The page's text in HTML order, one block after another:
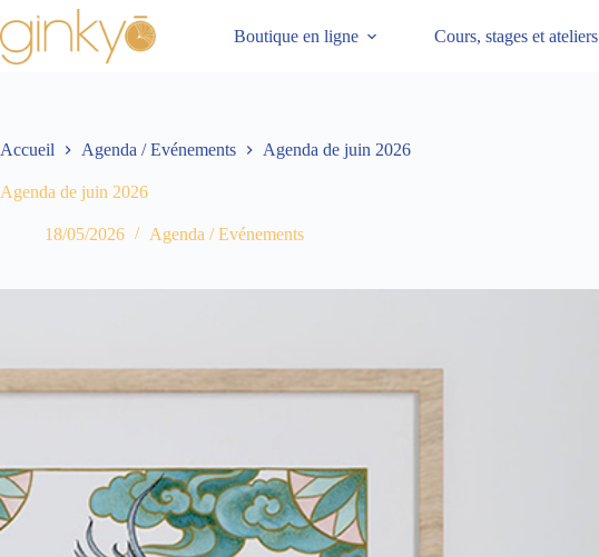
Boutique en ligne Cours, stages et ateliers
Accueil Agenda / Evénements Agenda de juin 2026
Agenda de juin 2026
18/05/2026 Agenda / Evénements